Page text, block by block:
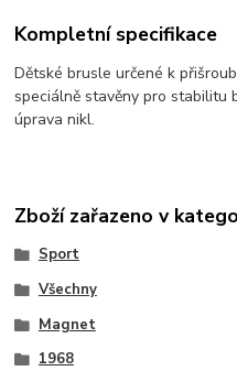
Kompletní specifikace
Dětské brusle určené k
speciálně stavěny pro stabilitu
úprava nikl.
Zboží zařazeno v
Sport
Všechny
Magnet
1968